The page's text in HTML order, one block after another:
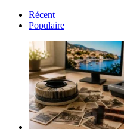
Récent
Populaire